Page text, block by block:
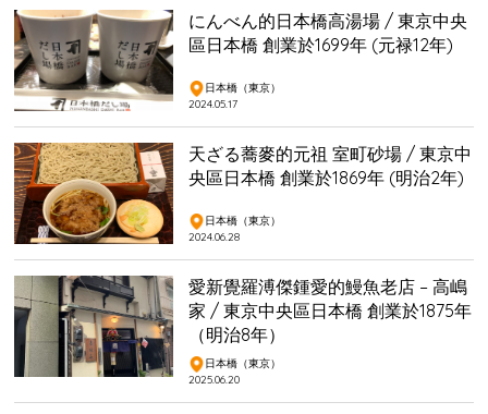
にんべん的日本橋高湯場 / 東京中央
區日本橋 創業於1699年 (元禄12年)
日本橋（東京）
2024.05.17
天ざる蕎麥的元祖 室町砂場 / 東京中
央區日本橋 創業於1869年 (明治2年)
日本橋（東京）
2024.06.28
愛新覺羅溥傑鍾愛的鰻魚老店 – 高嶋
家 / 東京中央區日本橋 創業於1875年
（明治8年）
日本橋（東京）
2025.06.20